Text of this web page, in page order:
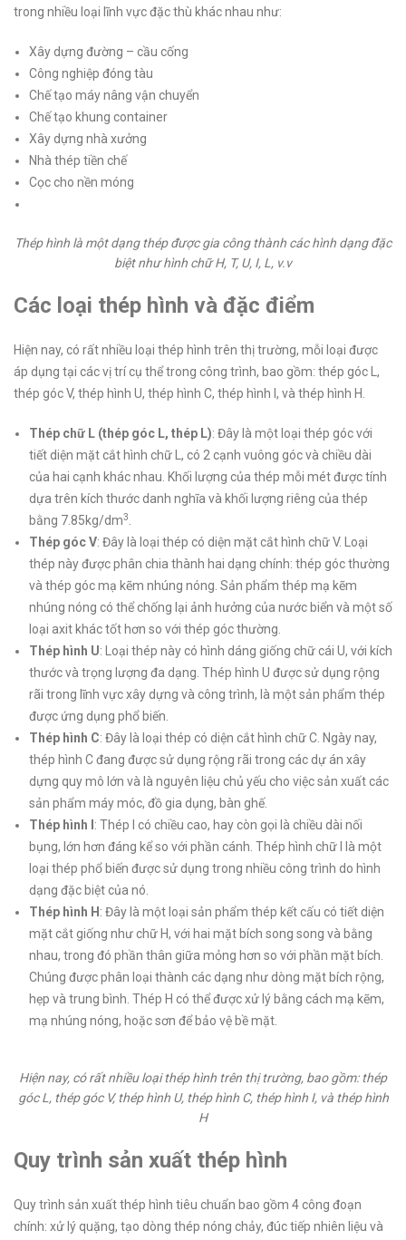
trong nhiều loại lĩnh vực đặc thù khác nhau như:
Xây dựng đường – cầu cống
Công nghiệp đóng tàu
Chế tạo máy nâng vận chuyển
Chế tạo khung container
Xây dựng nhà xưởng
Nhà thép tiền chế
Cọc cho nền móng
Thép hình là một dạng thép được gia công thành các hình dạng đặc
biệt như hình chữ H, T, U, I, L, v.v
Các loại thép hình và đặc điểm
Hiện nay, có rất nhiều loại thép hình trên thị trường, mỗi loại được
áp dụng tại các vị trí cụ thể trong công trình, bao gồm: thép góc L,
thép góc V, thép hình U, thép hình C, thép hình I, và thép hình H.
Thép chữ L (thép góc L, thép L): Đây là một loại thép góc với
tiết diện mặt cắt hình chữ L, có 2 cạnh vuông góc và chiều dài
của hai cạnh khác nhau. Khối lượng của thép mỗi mét được tính
dựa trên kích thước danh nghĩa và khối lượng riêng của thép
bằng 7.85kg/dm3
Thép góc V: Đây là loại thép có diện mặt cắt hình chữ V. Loại
thép này được phân chia thành hai dạng chính: thép góc thường
và thép góc mạ kẽm nhúng nóng. Sản phẩm thép mạ kẽm
nhúng nóng có thể chống lại ảnh hưởng của nước biển và một số
loại axit khác tốt hơn so với thép góc thường.
Thép hình U: Loại thép này có hình dáng giống chữ cái U, với kích
thước và trọng lượng đa dạng. Thép hình U được sử dụng rộng
rãi trong lĩnh vực xây dựng và công trình, là một sản phẩm thép
được ứng dụng phổ biến.
Thép hình C: Đây là loại thép có diện cắt hình chữ C. Ngày nay,
thép hình C đang được sử dụng rộng rãi trong các dự án xây
dựng quy mô lớn và là nguyên liệu chủ yếu cho việc sản xuất các
sản phẩm máy móc, đồ gia dụng, bàn ghế.
Thép hình I : Thép I có chiều cao, hay còn gọi là chiều dài nối
bụng, lớn hơn đáng kể so với phần cánh. Thép hình chữ I là một
loại thép phổ biến được sử dụng trong nhiều công trình do hình
dạng đặc biệt của nó.
Thép hình H : Đây là một loại sản phẩm thép kết cấu có tiết diện
mặt cắt giống như chữ H, với hai mặt bích song song và bằng
nhau, trong đó phần thân giữa mỏng hơn so với phần mặt bích.
Chúng được phân loại thành các dạng như dòng mặt bích rộng,
hẹp và trung bình. Thép H có thể được xử lý bằng cách mạ kẽm,
mạ nhúng nóng, hoặc sơn để bảo vệ bề mặt.
Hiện nay, có rất nhiều loại thép hình trên thị trường, bao gồm: thép
góc L, thép góc V, thép hình U, thép hình C, thép hình I, và thép hình
H
Quy trình sản xuất thép hình
Quy trình sản xuất thép hình tiêu chuẩn bao gồm 4 công đoạn
chính: xử lý quặng, tạo dòng thép nóng chảy, đúc tiếp nhiên liệu và